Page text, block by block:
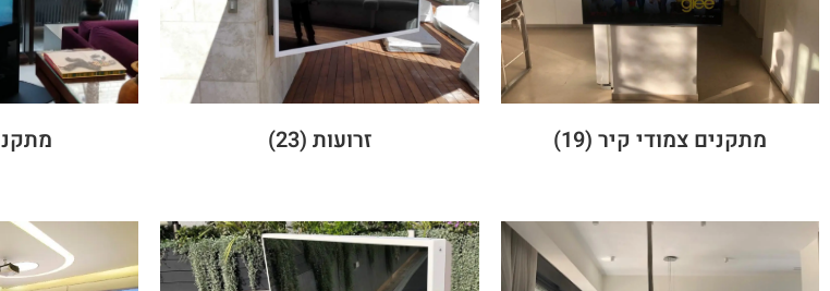
מתקנים צמודי קיר (19) זרועות (23)